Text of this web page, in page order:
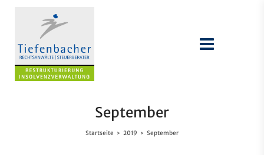
September
Startseite > 2019 > September